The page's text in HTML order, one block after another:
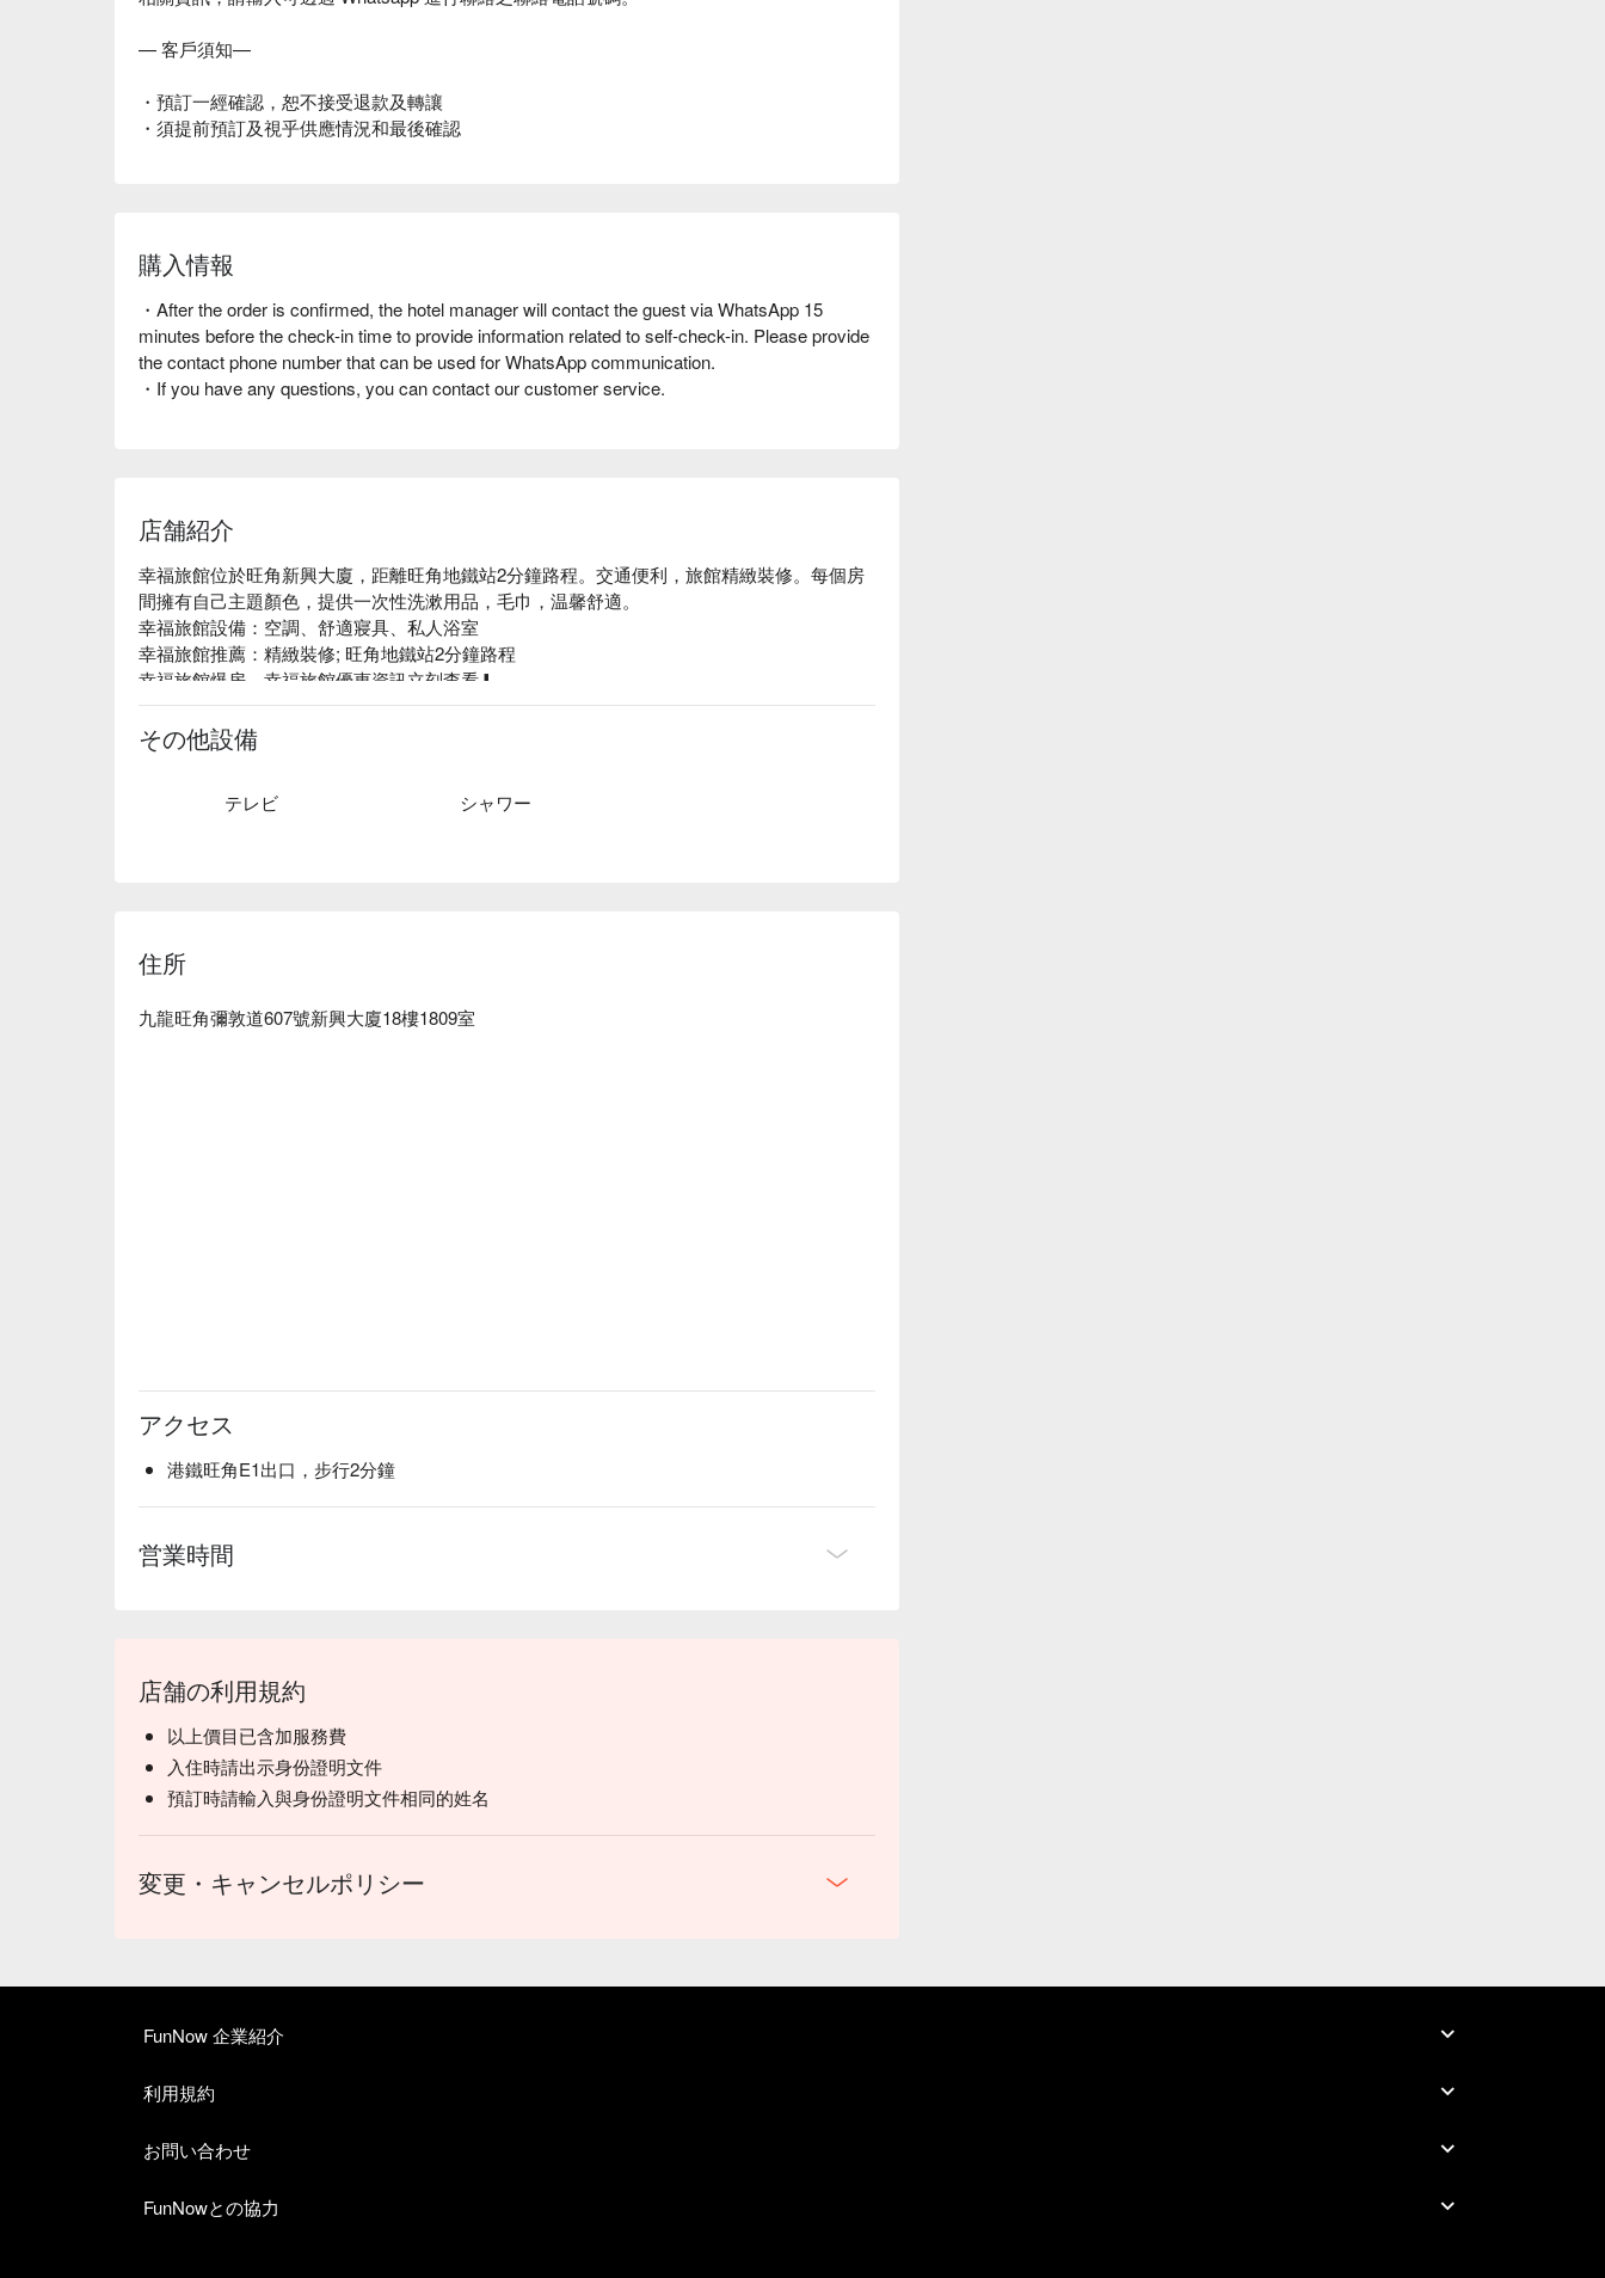
— 客戶須知—
・預訂一經確認，恕不接受退款及轉讓
・須提前預訂及視乎供應情況和最後確認
購入情報
・After the order is confirmed, the hotel manager will contact the guest via WhatsApp 15
minutes before the check-in time to provide information related to self-check-in. Please provide
the contact phone number that can be used for WhatsApp communication.
・If you have any questions, you can contact our customer service.
店舗紹介
幸福旅館位於旺角新興大廈，距離旺角地鐵站2分鐘路程。交通便利，旅館精緻裝修。每個房
間擁有自己主題顏色，提供一次性洗漱用品，毛巾，温馨舒適。
幸福旅館設備：空調、舒適寢具、私人浴室
幸福旅館推薦：精緻裝修; 旺角地鐵站2分鐘路程
幸福旅館爆房、幸福旅館優惠資訊立刻查看⬇︎
その他設備
テレビ シャワー
住所
九龍旺角彌敦道607號新興大廈18樓1809室
アクセス
港鐵旺角E1出口，步行2分鐘
営業時間
店舗の利用規約
以上價目已含加服務費
入住時請出示身份證明文件
預訂時請輸入與身份證明文件相同的姓名
変更・キャンセルポリシー
FunNow 企業紹介
利用規約
お問い合わせ
FunNowとの協力